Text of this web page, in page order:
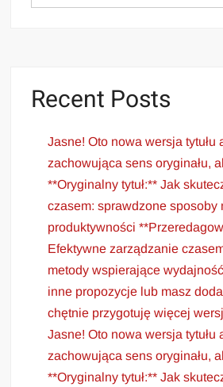
Recent Posts
Jasne! Oto nowa wersja tytułu
zachowująca sens oryginału,
**Oryginalny tytuł:** Jak
czasem: sprawdzone sposoby
produktywności
Efektywne zarządzanie
metody wspierające
inne propozycje lub masz
chętnie przygotuję więcej
Jasne! Oto nowa wersja tytułu
zachowująca sens oryginału,
**Oryginalny tytuł:** Jak